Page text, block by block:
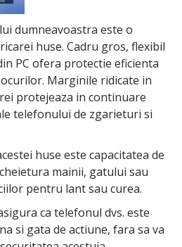
dumneavoastra este o
huse. Cadru gros, flexibil
PC ofera protectie eficienta
Marginile ridicate in
protejeaza in continuare
telefonului de zgarieturi si
huse este capacitatea de
mainii, gatului sau
pentru lant sau curea.
ca telefonul dvs. este
si gata de actiune, fara sa va